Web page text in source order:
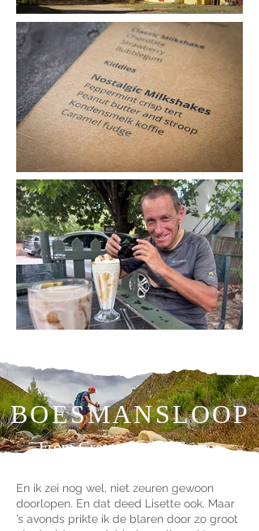
BOESMANSLOOP
From Greyton to McGregor
En ik zei nog wel, niet zeuren gewoon
doorlopen. En dat deed Lisette ook. Maar
’s avonds prikte ik de blaren door zo groot